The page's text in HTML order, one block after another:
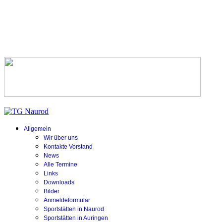
Allgemein
Wir über uns
Kontakte Vorstand
News
Alle Termine
Links
Downloads
Bilder
Anmeldeformular
Sportstätten in Naurod
Sportstätten in Auringen